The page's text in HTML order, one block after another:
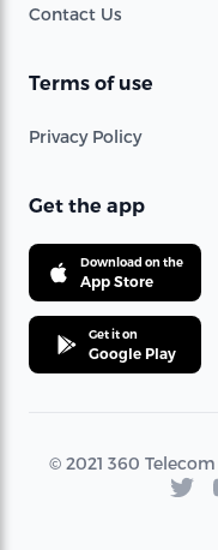
Contact Us
Terms of use
Privacy Policy
Get the app
Download on the
App Store
Get it on
Google Play
© 2021 360